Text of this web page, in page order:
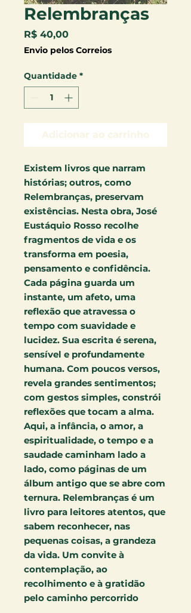
Relembranças
R$ 40,00Preço
Envio pelos Correios
Quantidade *
Adicionar ao carrinho
Existem livros que narram
histórias; outros, como
Relembranças, preservam
existências. Nesta obra, José
Eustáquio Rosso recolhe
fragmentos de vida e os
transforma em poesia,
pensamento e confidência.
Cada página guarda um
instante, um afeto, uma
reflexão que atravessa o
tempo com suavidade e
lucidez. Sua escrita é serena,
sensível e profundamente
humana. Com poucos versos,
revela grandes sentimentos;
com gestos simples, constrói
reflexões que tocam a alma.
Aqui, a infância, o amor, a
espiritualidade, o tempo e a
saudade caminham lado a
lado, como páginas de um
álbum antigo que se abre com
ternura. Relembranças é um
livro para leitores atentos, que
sabem reconhecer, nas
pequenas coisas, a grandeza
da vida. Um convite à
contemplação, ao
recolhimento e à gratidão
pelo caminho percorrido